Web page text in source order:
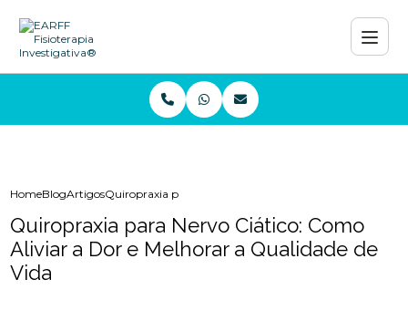
HomeBlogArtigosQuiropraxia para Nervo Ciático: Como Aliviar a Dor e
Quiropraxia para Nervo Ciático: Como
Aliviar a Dor e Melhorar a Qualidade de
Vida